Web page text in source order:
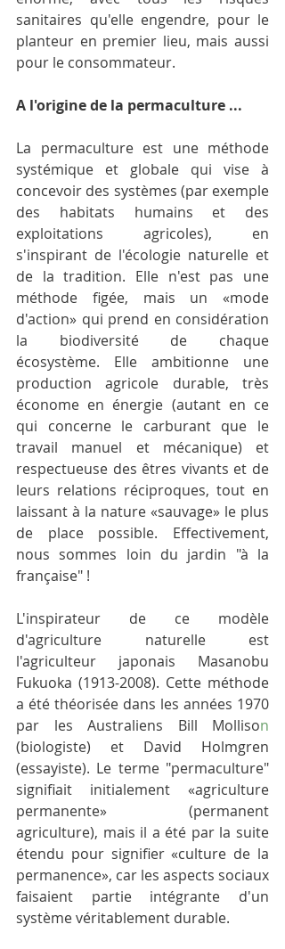
sanitaires qu'elle engendre, pour le
planteur en premier lieu, mais aussi
pour le consommateur.
A l'origine de la permaculture ...
La permaculture est une méthode
systémique et globale qui vise à
concevoir des systèmes (par exemple
des habitats humains et des
exploitations agricoles), en
s'inspirant de l'écologie naturelle et
de la tradition. Elle n'est pas une
méthode figée, mais un «mode
d'action» qui prend en considération
la biodiversité de chaque
écosystème. Elle ambitionne une
production agricole durable, très
économe en énergie (autant en ce
qui concerne le carburant que le
travail manuel et mécanique) et
respectueuse des êtres vivants et de
leurs relations réciproques, tout en
laissant à la nature «sauvage» le plus
de place possible. Effectivement,
nous sommes loin du jardin "à la
française" !
L'inspirateur de ce modèle
d'agriculture naturelle est
l'agriculteur japonais Masanobu
Fukuoka (1913-2008). Cette méthode
a été théorisée dans les années 1970
par les Australiens Bill Mollison
(biologiste) et David Holmgren
(essayiste). Le terme "permaculture"
signifiait initialement «agriculture
permanente» (permanent
agriculture), mais il a été par la suite
étendu pour signifier «culture de la
permanence», car les aspects sociaux
faisaient partie intégrante d'un
système véritablement durable.